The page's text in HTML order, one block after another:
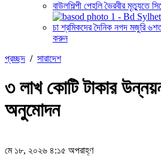
বাউলশিল্পী পেহলি ভৈরবীর মৃত্যুতে
চা শ্রমিকদের দৈনিক নগদ মজুরি
করুন
প্রচ্ছদ / সারাদেশ
৩ লাখ কোটি টাকার
অনুমোদন
মে ১৮, ২০২৬ ৪:১৫ অপরাহ্ণ